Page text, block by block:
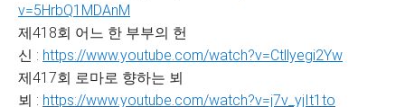
v=5HrbQ1MDAnM
제418회 어느 한 부부의 헌
신 : https://www.youtube.com/watch?v=Ctllyegi2Yw
제417회 로마로 향하는 뵈
뵈 : https://www.youtube.com/watch?v=j7v_yjIt1to